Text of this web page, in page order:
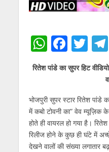
W
h
at
s
A
p
p
F
ac
e
b
o
o
k
T
w
itt
er
रितेश पांडे का सुपर हिट
भोजपुरी सुपर स्टार रितेश पांडे
में कबो टोवनी का” वेव
होते ही वायरल हो गया है।
रिलीज होने के कुछ ही घंटे में
देखने वालों की संख्या लगातार